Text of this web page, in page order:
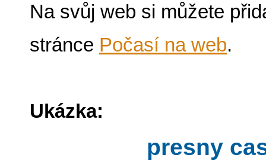
Na svůj web si můžete
stránce Počasí na web.
Ukázka: